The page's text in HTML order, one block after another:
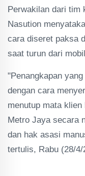
Perwakilan dari tim
Nasution
cara diseret paksa
saat turun dari
"Penangkapan
dengan cara
menutup mata
Metro Jaya secara
dan hak asasi
tertulis, Rabu (28/